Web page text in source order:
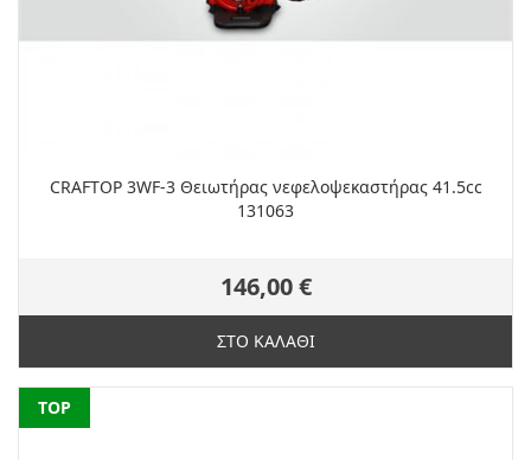
CRAFTOP 3WF-3 Θειωτήρας νεφελοψεκαστήρας 41.5cc
131063
146,00 €
ΣΤΟ ΚΑΛΑΘΙ
NEW
TOP